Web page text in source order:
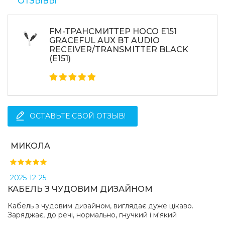
FM-ТРАНСМИТТЕР HOCO E151
GRACEFUL AUX BT AUDIO
RECEIVER/TRANSMITTER BLACK
(E151)
ОСТАВЬТЕ СВОЙ ОТЗЫВ!
МИКОЛА
2025-12-25
КАБЕЛЬ З ЧУДОВИМ ДИЗАЙНОМ
Кабель з чудовим дизайном, виглядає дуже цікаво.
Заряджає, до речі, нормально, гнучкий і м'який